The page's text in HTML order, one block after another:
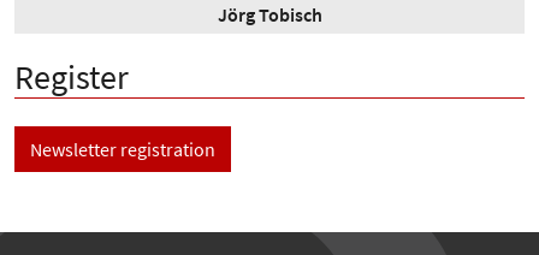
Jörg Tobisch
Register
Newsletter registration